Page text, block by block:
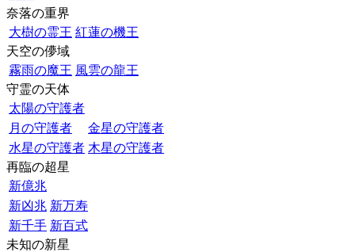
奈落の重界
大樹の霊王 紅蓮の機王
天空の儚域
霧雨の魔王 風雲の龍王
守霊の天体
太陽の守護者
月の守護者
金星の守護者
水星の守護者 木星の守護者
再臨の超星
新億兆
新凶兆 新万寿
新千手 新百式
未知の新星